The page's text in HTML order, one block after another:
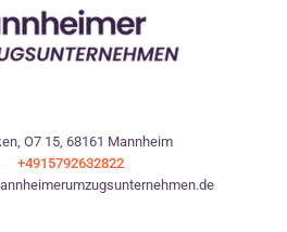
O7 15, 68161 Mannheim
+4915792632822